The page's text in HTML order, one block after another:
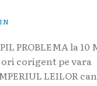
PROBLEMA la 10
ori corigent pe
LEILOR